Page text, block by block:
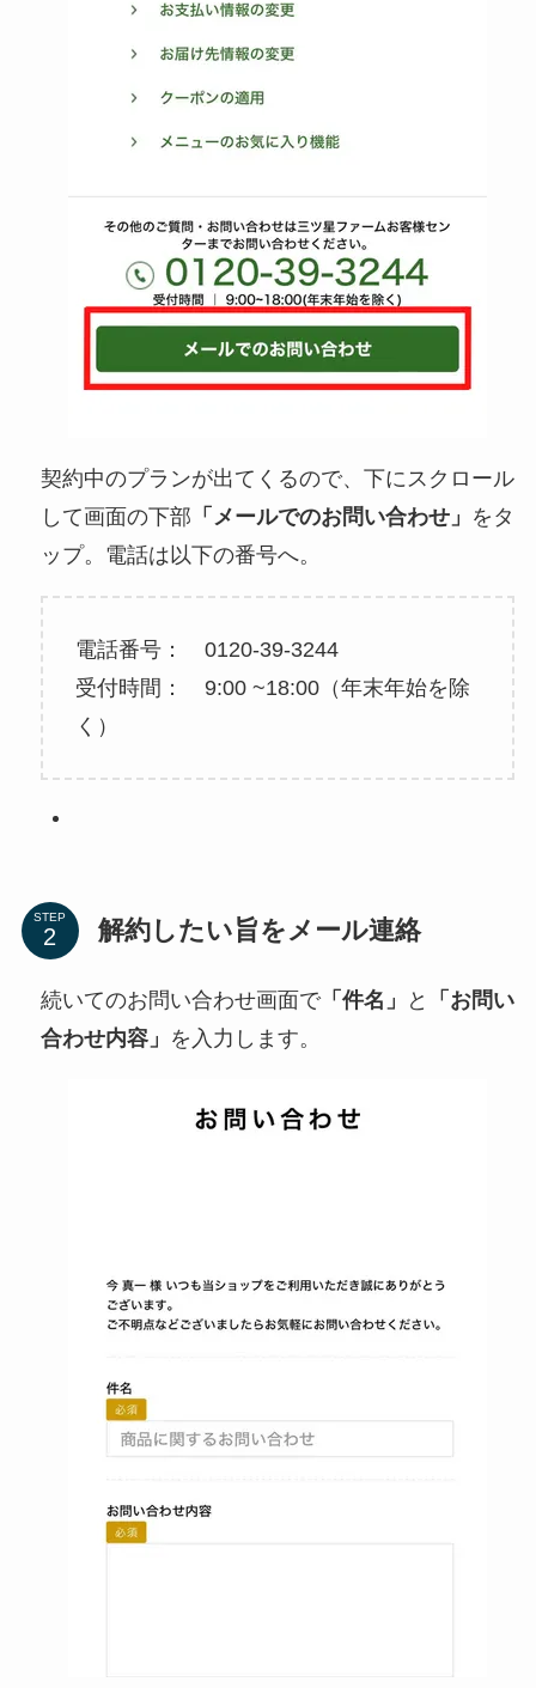
契約中のプランが出てくるので、下にスクロール
して画面の下部 「メールでのお問い合わせ」 をタ
ップ。電話は以下の番号へ。
電話番号： 0120-39-3244
受付時間： 9:00 ~18:00（年末年始を除
く）
STEP 解約したい旨をメール連絡
続いてのお問い合わせ画面で「件名」 と
「お問い
合わせ内容」 を入力します。